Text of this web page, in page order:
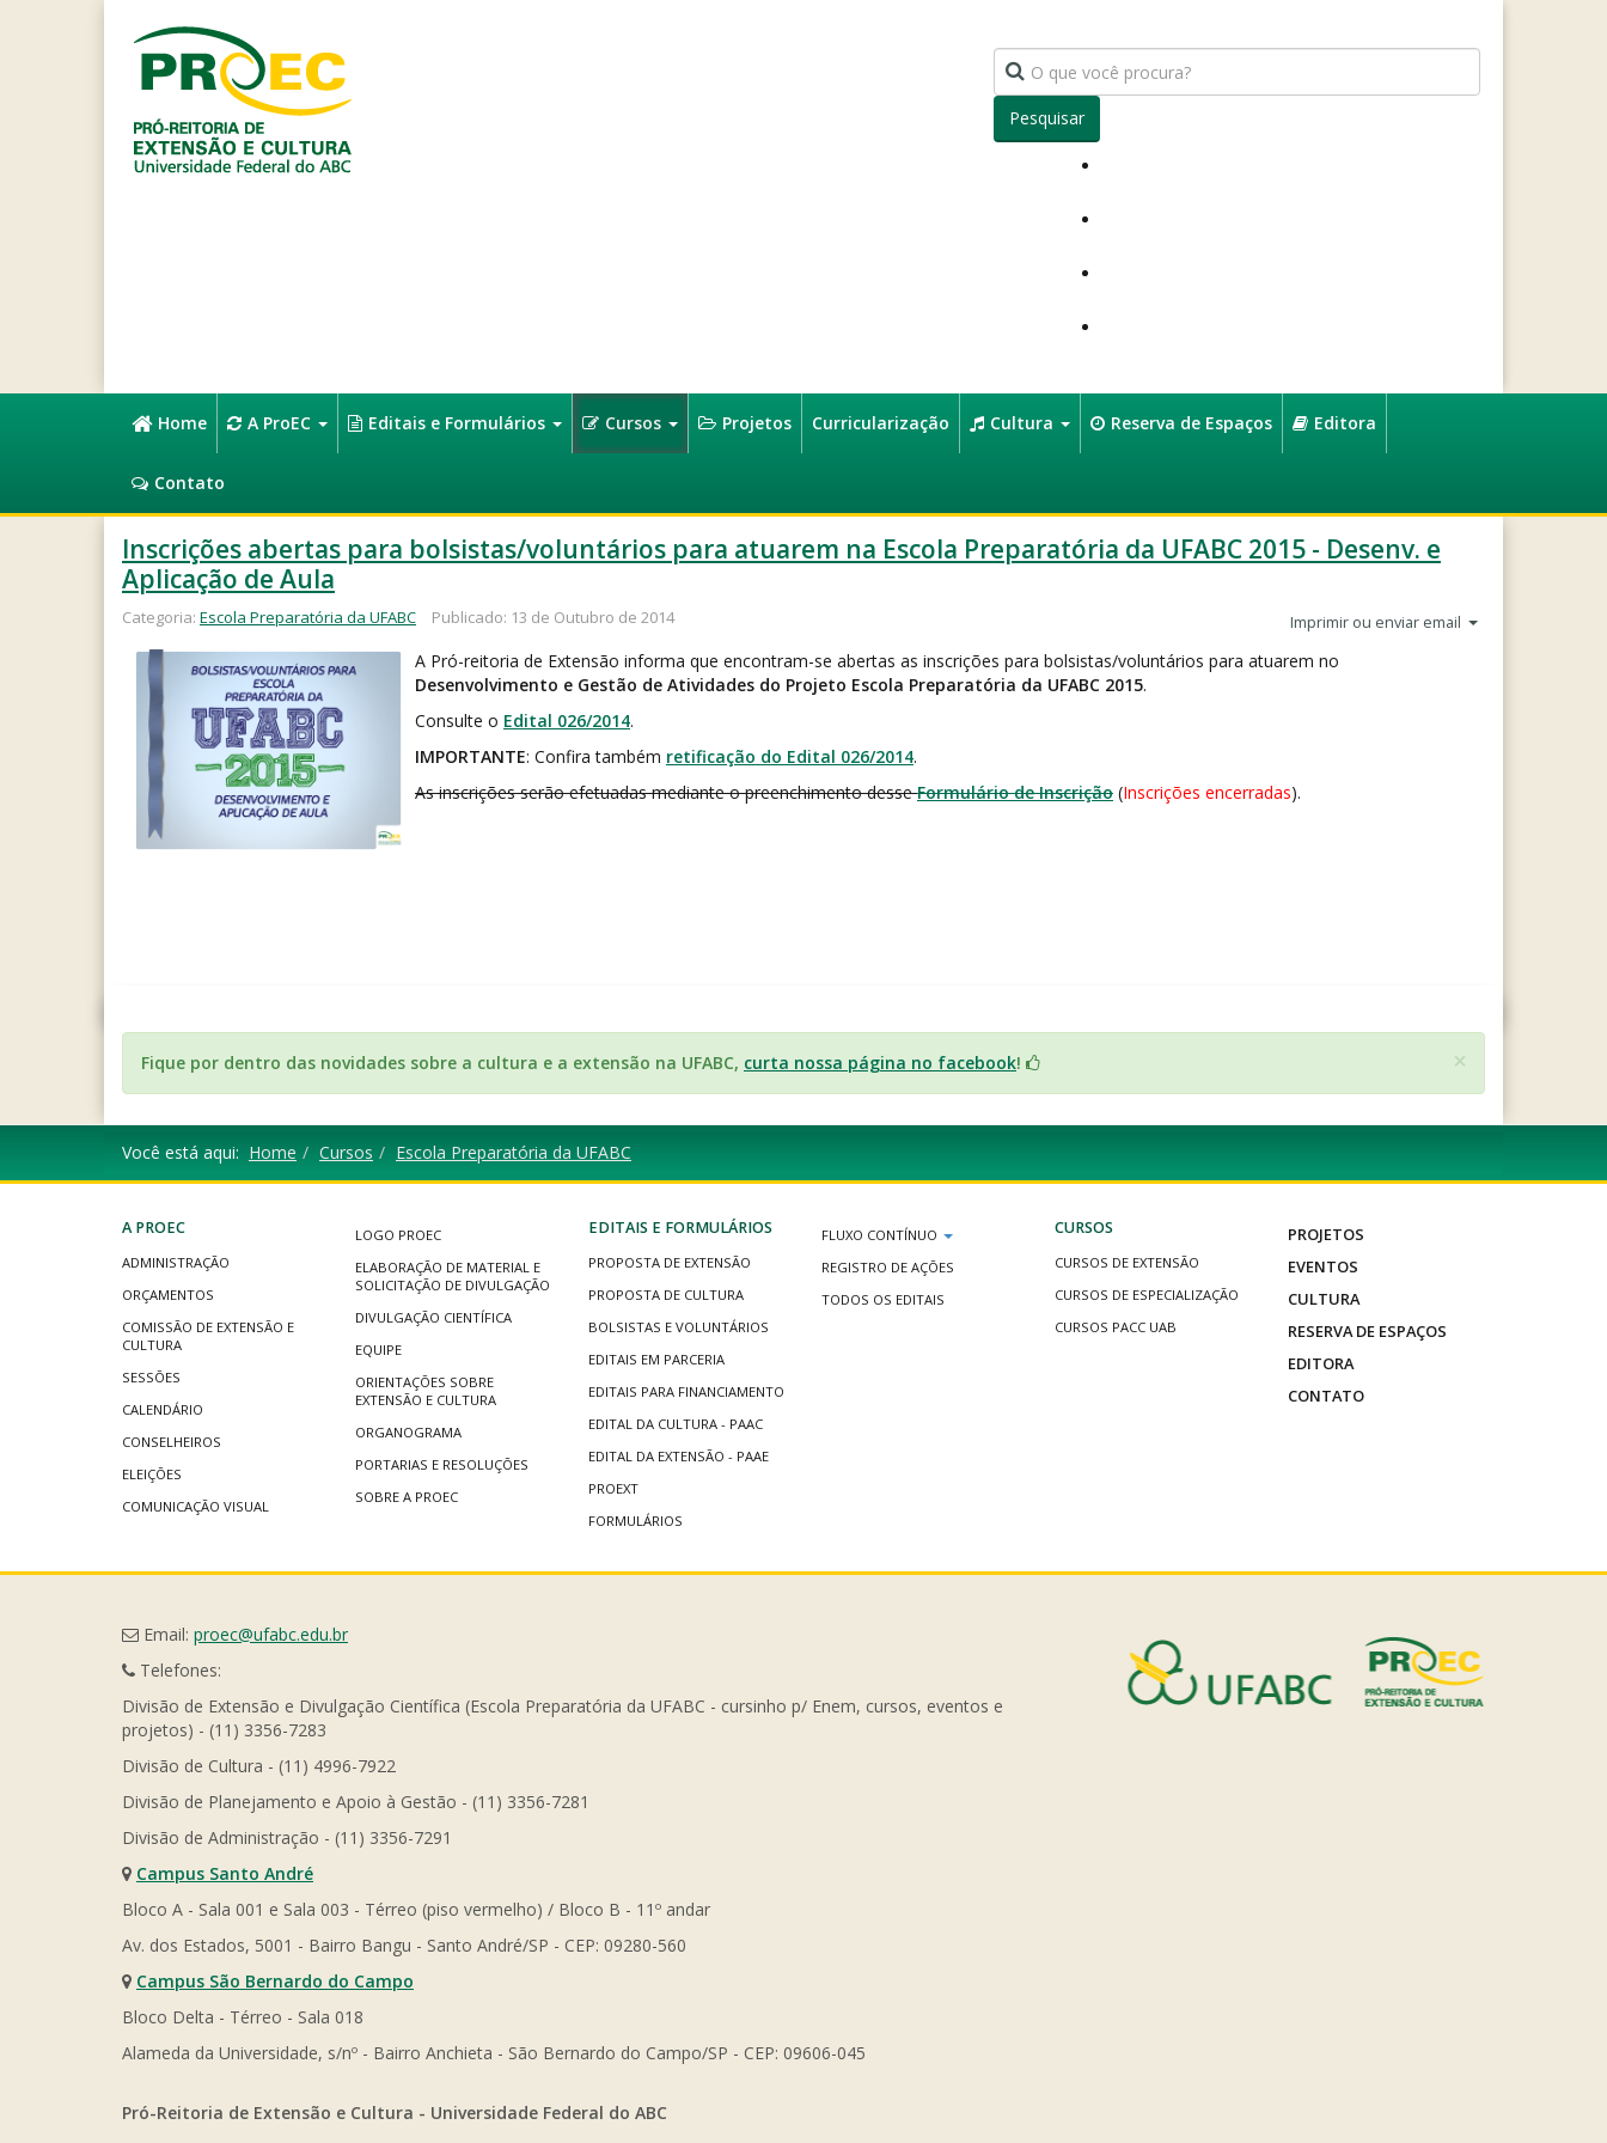
Pesquisar
Home A ProEC Editais e Formulários Cursos Projetos Curricularização Cultura Reserva de Espaços Editora
Contato
Inscrições abertas para bolsistas/voluntários para atuarem na Escola Preparatória da UFABC 2015 - Desenv. e
Aplicação de Aula
Imprimir ou enviar email
Categoria: Escola Preparatória da UFABC Publicado: 13 de Outubro de 2014
A Pró-reitoria de Extensão informa que encontram-se abertas as inscrições para bolsistas/voluntários para atuarem no
Desenvolvimento e Gestão de Atividades do Projeto Escola Preparatória da UFABC 2015.
Consulte o Edital 026/2014.
IMPORTANTE: Confira também retificação do Edital 026/2014.
As inscrições serão efetuadas mediante o preenchimento desseFormulário de Inscrição (Inscrições encerradas).
×
Fique por dentro das novidades sobre a cultura e a extensão na UFABC, curta nossa página no facebook!
Você está aqui: Home Cursos Escola Preparatória da UFABC
A PROEC
ADMINISTRAÇÃO
ORÇAMENTOS
COMISSÃO DE EXTENSÃO E
CULTURA
SESSÕES
CALENDÁRIO
CONSELHEIROS
ELEIÇÕES
COMUNICAÇÃO VISUAL
LOGO PROEC
ELABORAÇÃO DE MATERIAL E
SOLICITAÇÃO DE DIVULGAÇÃO
DIVULGAÇÃO CIENTÍFICA
EQUIPE
ORIENTAÇÕES SOBRE
EXTENSÃO E CULTURA
ORGANOGRAMA
PORTARIAS E RESOLUÇÕES
SOBRE A PROEC
EDITAIS E FORMULÁRIOS
PROPOSTA DE EXTENSÃO
PROPOSTA DE CULTURA
BOLSISTAS E VOLUNTÁRIOS
EDITAIS EM PARCERIA
EDITAIS PARA FINANCIAMENTO
EDITAL DA CULTURA - PAAC
EDITAL DA EXTENSÃO - PAAE
PROEXT
FORMULÁRIOS
FLUXO CONTÍNUO
REGISTRO DE AÇÕES
TODOS OS EDITAIS
CURSOS
CURSOS DE EXTENSÃO
CURSOS DE ESPECIALIZAÇÃO
CURSOS PACC UAB
PROJETOS
EVENTOS
CULTURA
RESERVA DE ESPAÇOS
EDITORA
CONTATO
Email: proec@ufabc.edu.br
Telefones:
Divisão de Extensão e Divulgação Científica (Escola Preparatória da UFABC - cursinho p/ Enem, cursos, eventos e
projetos) - (11) 3356-7283
Divisão de Cultura - (11) 4996-7922
Divisão de Planejamento e Apoio à Gestão - (11) 3356-7281
Divisão de Administração - (11) 3356-7291
Campus Santo André
Bloco A - Sala 001 e Sala 003 - Térreo (piso vermelho) / Bloco B - 11º andar
Av. dos Estados, 5001 - Bairro Bangu - Santo André/SP - CEP: 09280-560
Campus São Bernardo do Campo
Bloco Delta - Térreo - Sala 018
Alameda da Universidade, s/nº - Bairro Anchieta - São Bernardo do Campo/SP - CEP: 09606-045
Pró-Reitoria de Extensão e Cultura - Universidade Federal do ABC